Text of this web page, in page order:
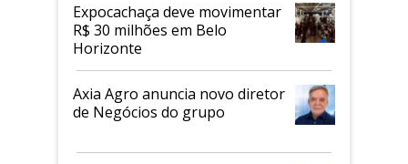
Expocachaça deve movimentar
R$ 30 milhões em Belo
Horizonte
Axia Agro anuncia novo diretor
de Negócios do grupo